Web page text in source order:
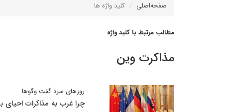
صفحه‌اصلی کلید واژه ها
مطالب مرتبط با کلید واژه
مذاکرت وین
روزهای سرد گفت وگوها
چرا غرب به مذاکرات